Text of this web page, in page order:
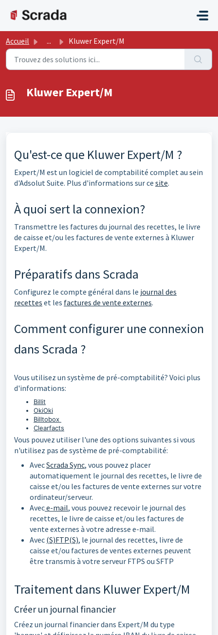
Accueil ... Kluwer Expert/M
Kluwer Expert/M
Qu'est-ce que Kluwer Expert/M ?
Expert/M est un logiciel de comptabilité complet au sein
d'Adsolut Suite. Plus d'informations sur ce site.
À quoi sert la connexion?
Transmettre les factures du journal des recettes, le livre
de caisse et/ou les factures de vente externes à Kluwer
Expert/M.
Préparatifs dans Scrada
Configurez le compte général dans le journal des
recettes et les factures de vente externes.
Comment configurer une connexion
dans Scrada ?
Vous utilisez un système de pré-comptabilité? Voici plus
d'informations:
Billit
OkiOki
Billtobox
Clearfacts
Vous pouvez utiliser l'une des options suivantes si vous
n'utilisez pas de système de pré-comptabilité:
AvecScrada Sync, vous pouvez placer
automatiquement le journal des recettes, le livre de
caisse et/ou les factures de vente externes sur votre
ordinateur/serveur.
Avece-mail, vous pouvez recevoir le journal des
recettes, le livre de caisse et/ou les factures de
vente externes à votre adresse e-mail.
Avec (S)FTP(S), le journal des recettes, livre de
caisse et/ou factures de ventes externes peuvent
être transmis à votre serveur FTPS ou SFTP
Traitement dans Kluwer Expert/M
Créer un journal financier
Créez un journal financier dans Expert/M du type